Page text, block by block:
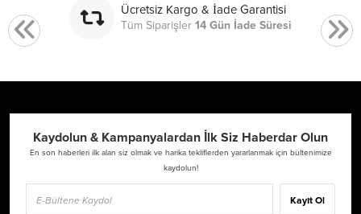
Ücretsiz Kargo & İade Garantisi
Tüm Siparişler14 Gün İade Süresi
Kaydolun & Kampanyalardan İlk Siz Haberdar Olun
En son haberleri ilk alan siz olmak ve harika tekliflerden yararlanmak için bültenimize
kaydolun!
Kayıt Ol